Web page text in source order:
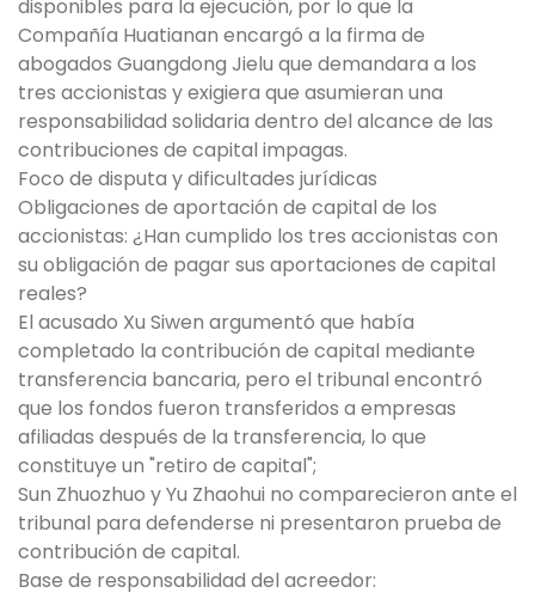
disponibles para la ejecución, por lo que la
Compañía Huatianan encargó a la firma de
abogados Guangdong Jielu que demandara a los
tres accionistas y exigiera que asumieran una
responsabilidad solidaria dentro del alcance de las
contribuciones de capital impagas.
Foco de disputa y dificultades jurídicas
Obligaciones de aportación de capital de los
accionistas: ¿Han cumplido los tres accionistas con
su obligación de pagar sus aportaciones de capital
reales?
El acusado Xu Siwen argumentó que había
completado la contribución de capital mediante
transferencia bancaria, pero el tribunal encontró
que los fondos fueron transferidos a empresas
afiliadas después de la transferencia, lo que
constituye un "retiro de capital";
Sun Zhuozhuo y Yu Zhaohui no comparecieron ante el
tribunal para defenderse ni presentaron prueba de
contribución de capital.
Base de responsabilidad del acreedor: